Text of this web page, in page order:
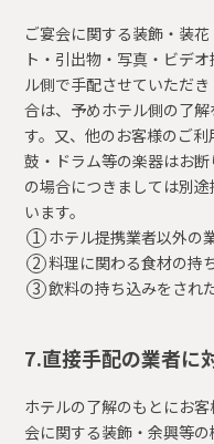
ご宴会に関する装飾・装
ト・引出物・写真・ビデ
ル側で手配させていただ
合は、予めホテル側の了
す。又、他のお客様のご
鼓・ドラム等の楽器はお
の場合につきましては別
います。
ホテル提携業者以外の
料理に関わる食材の持
飲料の持ち込みをされ
7.直接手配の業者に
ホテルの了解のもとにお
会に関する装飾・余興等